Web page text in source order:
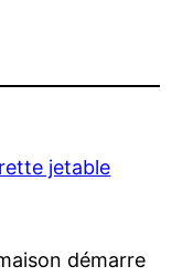
jetable
démarre